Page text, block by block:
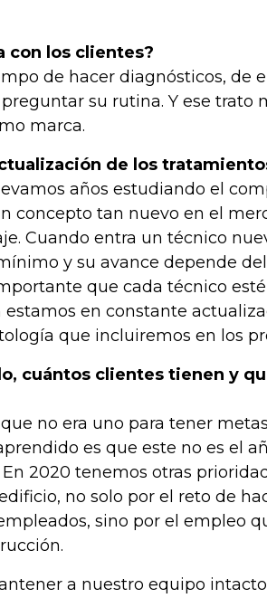
con los clientes?
de hacer diagnósticos, de
su rutina. Y ese trato
marca.
de los
años estudiando el
concepto tan nuevo en el
Cuando entra un técnico
y su avance depende
que cada técnico esté
en constante
que incluiremos en los
cuántos clientes tienen y
no era uno para tener
es que este no es el
2020 tenemos otras
no solo por el reto de
sino por el empleo
a nuestro equipo